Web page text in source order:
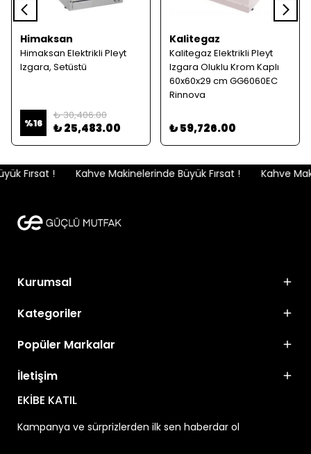
Himaksan
Himaksan Elektrikli Pleyt
Izgara, Setüstü
%16
₺ 30,406.00
₺ 25,483.00
Kalitegaz
Kalitegaz Elektrikli Pleyt
Izgara Oluklu Krom Kaplı
60x60x29 cm GG6060EC
Rinnova
₺ 59,726.00
Fırsat ! Kahve Makinelerinde Büyük Fırsat ! Kahve
Kurumsal
Kategoriler
Popüler Markalar
İletişim
EKİBE KATIL
Kampanya ve sürprizlerden ilk sen haberdar ol